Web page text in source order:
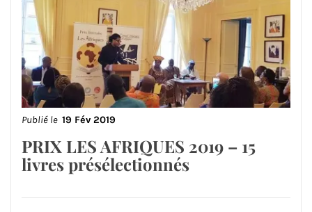
Publié le 19 Fév 2019
PRIX LES AFRIQUES 2019 – 15
livres présélectionnés